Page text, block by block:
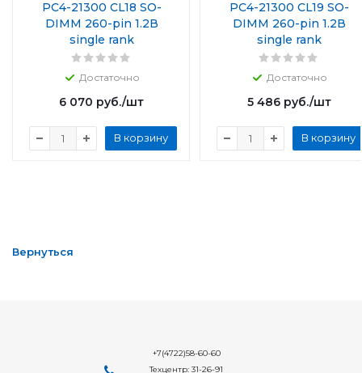
PC4-21300 CL18 SO-
DIMM 260-pin 1.2В
single rank
Достаточно
6 070 руб./шт
В корзину
PC4-21300 CL19 SO-
DIMM 260-pin 1.2В
single rank
Достаточно
5 486руб./шт
В корзину
Вернуться
+7(4722)58-60-60
Техцентр: 31-26-91